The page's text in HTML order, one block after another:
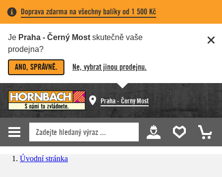
Doprava zdarma na všechny balíky od 1 500 Kč
Je Praha - Černý Most skutečně vaše
prodejna?
ANO, SPRÁVNĚ. Ne, vybrat jinou prodejnu.
Praha - Černý Most
Úvodní stránka